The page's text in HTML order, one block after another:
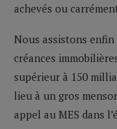
achevés ou
Nous assistons
créances
supérieur à 150
lieu à un gros
appel au MES dans